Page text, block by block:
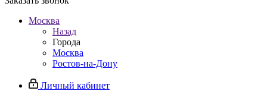
Москва
Назад
Города
Москва
Ростов-на-Дону
Личный кабинет